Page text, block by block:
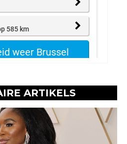
ARTIKELS